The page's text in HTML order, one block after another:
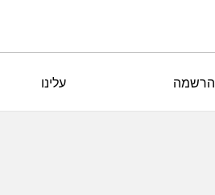
הרשמה עלינו